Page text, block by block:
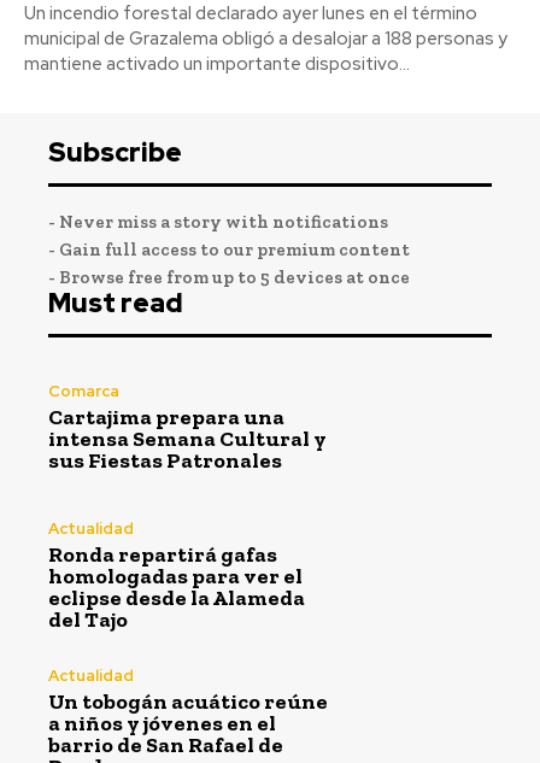
Un incendio forestal declarado ayer lunes en el término
municipal de Grazalema obligó a desalojar a 188 personas y
mantiene activado un importante dispositivo...
Subscribe
- Never miss a story with notifications
- Gain full access to our premium content
- Browse free from up to 5 devices at once
Must read
Comarca
Cartajima prepara una
intensa Semana Cultural y
sus Fiestas Patronales
Actualidad
Ronda repartirá gafas
homologadas para ver el
eclipse desde la Alameda
del Tajo
Actualidad
Un tobogán acuático reúne
a niños y jóvenes en el
barrio de San Rafael de